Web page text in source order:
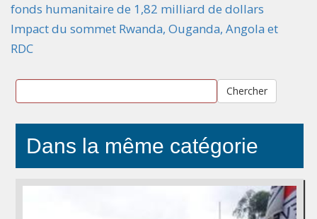
fonds humanitaire de 1,82 milliard de dollars
Impact du sommet Rwanda, Ouganda, Angola et
RDC
Chercher
Dans la même catégorie